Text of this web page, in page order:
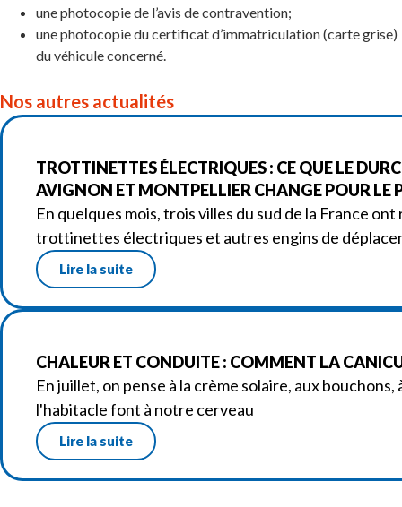
une photocopie de l’avis de contravention;
une photocopie du certificat d’immatriculation (carte grise)
du véhicule concerné.
Nos autres actualités
TROTTINETTES ÉLECTRIQUES : CE QUE LE
AVIGNON ET MONTPELLIER CHANGE POUR LE
En quelques mois, trois villes du sud de la France
trottinettes électriques et autres engins de
Lire la suite
CHALEUR ET CONDUITE : COMMENT LA
En juillet, on pense à la crème solaire, aux
l'habitacle font à notre cerveau
Lire la suite